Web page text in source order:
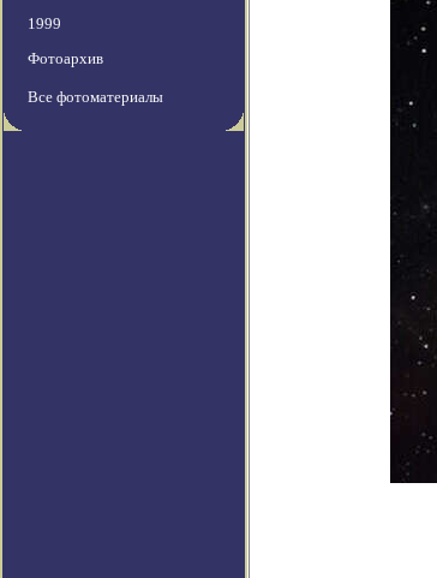
1999
Фотоархив
Все фотоматериалы